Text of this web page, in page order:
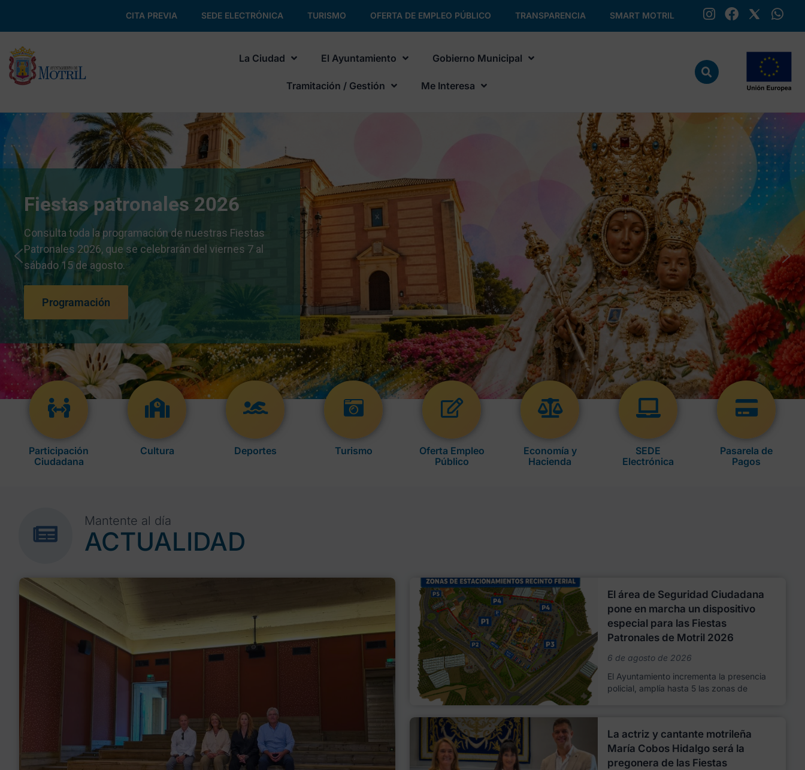
CITA PREVIA SEDE ELECTRÓNICA TURISMO OFERTA DE EMPLEO PÚBLICO TRANSPARENCIA SMART MOTRIL
La Ciudad El Ayuntamiento Gobierno Municipal
Tramitación / Gestión Me Interesa
Fiestas patronales 2026
Consulta toda la programación de nuestras Fiestas
Patronales 2026, que se celebrarán del viernes 7 al
sábado 15 de agosto.
Programación
Participación
Ciudadana
Cultura Deportes Turismo
Oferta Empleo
Público
Economía y
Hacienda
SEDE
Electrónica
Pasarela de
Pagos
Mantente al día
ACTUALIDAD
El área de Seguridad Ciudadana
pone en marcha un dispositivo
especial para las Fiestas
Patronales de Motril 2026
6 de agosto de 2026
El Ayuntamiento incrementa la presencia
policial, amplía hasta 5 las zonas de
La actriz y cantante motrileña
María Cobos Hidalgo será la
pregonera de las Fiestas